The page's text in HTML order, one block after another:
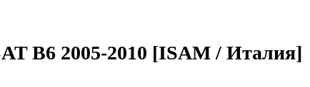
B6 2005-2010 [ISAM / Италия]